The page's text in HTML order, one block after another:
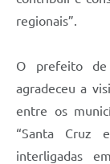
regionais”.
O prefeito de
agradeceu a
entre os
“Santa Cruz
interligadas